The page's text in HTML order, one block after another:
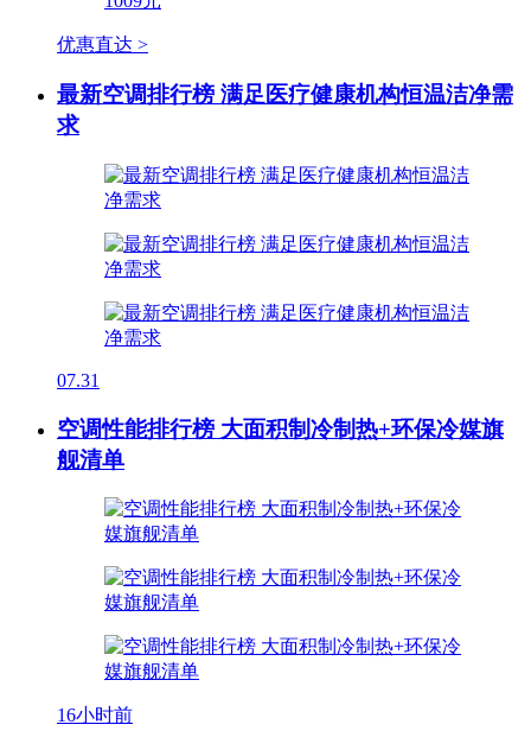
优惠直达 >
最新空调排行榜 满足医疗健康机构恒温洁净需
求
07.31
空调性能排行榜 大面积制冷制热+环保冷媒旗
舰清单
16小时前